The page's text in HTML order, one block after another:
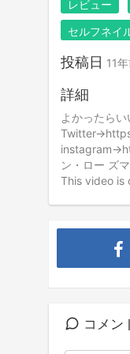
レビュー
セルフネイ
投稿日 11
詳細
よかったら
ン・ロー ズ
This video is
コメン